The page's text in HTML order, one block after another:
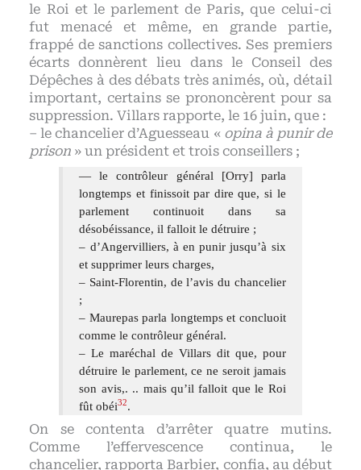
le Roi et le parlement de Paris, que celui-ci
fut menacé et même, en grande partie,
frappé de sanctions collectives. Ses premiers
écarts donnèrent lieu dans le Conseil des
Dépêches à des débats très animés, où, détail
important, certains se prononcèrent pour sa
suppression. Villars rapporte, le 16 juin, que :
– le chancelier d’Aguesseau « opina à punir de
prison » un président et trois conseillers ;
— le contrôleur général [Orry] parla
longtemps et finissoit par dire que, si le
parlement continuoit dans sa
désobéissance, il falloit le détruire ;
– d’Angervilliers, à en punir jusqu’à six
et supprimer leurs charges,
– Saint-Florentin, de l’avis du chancelier
;
– Maurepas parla longtemps et concluoit
comme le contrôleur général.
– Le maréchal de Villars dit que, pour
détruire le parlement, ce ne seroit jamais
son avis,. .. mais qu’il falloit que le Roi
fût obéi32.
On se contenta d’arrêter quatre mutins.
Comme l’effervescence continua, le
chancelier, rapporta Barbier, confia, au début